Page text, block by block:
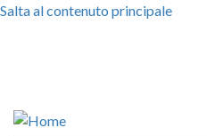
Salta al contenuto principale